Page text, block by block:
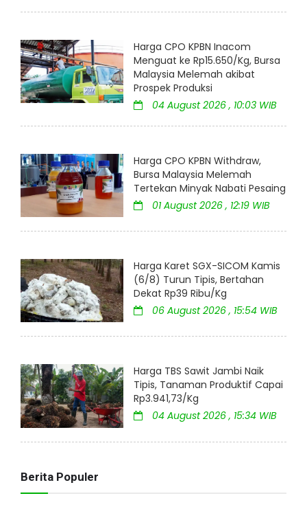
Harga CPO KPBN Inacom
Menguat ke Rp15.650/Kg, Bursa
Malaysia Melemah akibat
Prospek Produksi
04 August 2026 , 10:03 WIB
Harga CPO KPBN Withdraw,
Bursa Malaysia Melemah
Tertekan Minyak Nabati Pesaing
01 August 2026 , 12:19 WIB
Harga Karet SGX-SICOM Kamis
(6/8) Turun Tipis, Bertahan
Dekat Rp39 Ribu/Kg
06 August 2026 , 15:54 WIB
Harga TBS Sawit Jambi Naik
Tipis, Tanaman Produktif Capai
Rp3.941,73/Kg
04 August 2026 , 15:34 WIB
Berita Populer